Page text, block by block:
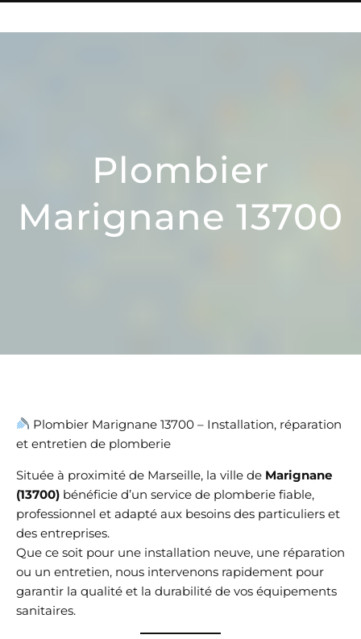
Plombier
Marignane 13700
Plombier Marignane 13700 – Installation, réparation
et entretien de plomberie
Située à proximité de Marseille, la ville de Marignane
(13700) bénéficie d’un service de plomberie fiable,
professionnel et adapté aux besoins des particuliers et
des entreprises.
Que ce soit pour une installation neuve, une réparation
ou un entretien, nous intervenons rapidement pour
garantir la qualité et la durabilité de vos équipements
sanitaires.